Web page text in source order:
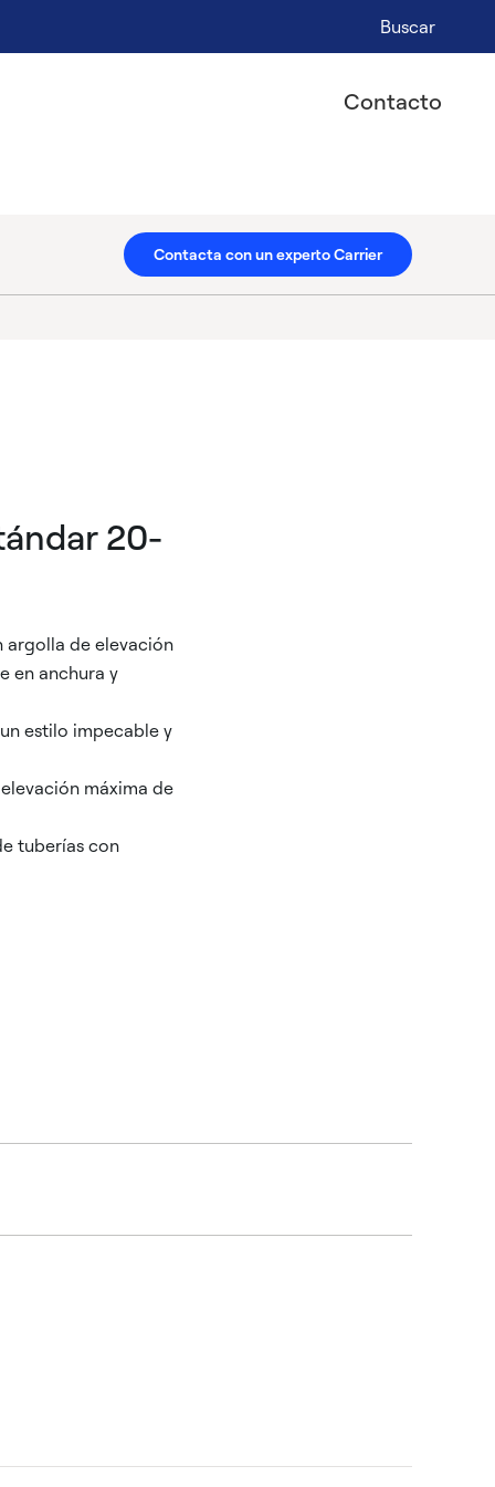
Buscar
Contacto
Contacta con un experto Carrier
20-
argolla de elevación
en anchura y
estilo impecable y
máxima de
tuberías con